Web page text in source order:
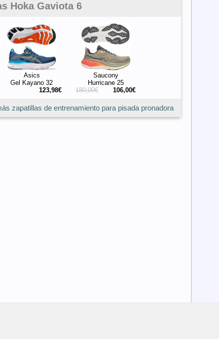
Hoka Gaviota 6
Asics
Gel Kayano 32
123,98€
Saucony
Hurricane 25
180,00€
106,00€
zapatillas de entrenamiento para pisada pronadora